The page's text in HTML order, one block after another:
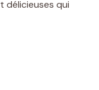
délicieuses qui